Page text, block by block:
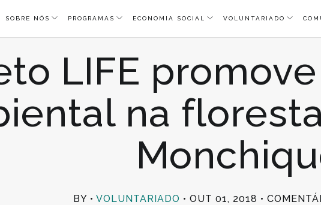
SOBRE NÓS PROGRAMAS ECONOMIA SOCIAL VOLUNTARIADO
LIFE
na
BY VOLUNTARIADO OUT 01, 2018